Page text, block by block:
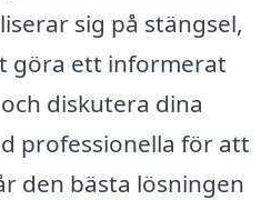
sig på stängsel,
göra ett informerat
diskutera dina
professionella för att
den bästa lösningen